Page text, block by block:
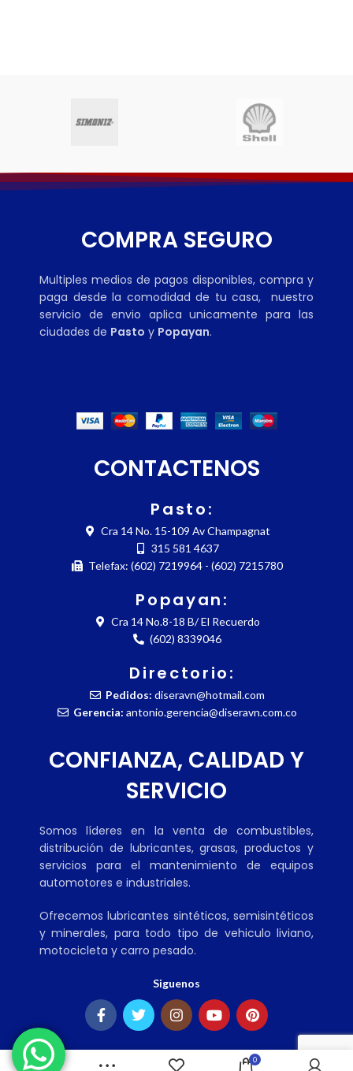
COMPRA SEGURO
Multiples medios de pagos disponibles, compra y
paga desde la comodidad de tu casa, nuestro
servicio de envio aplica unicamente para las
ciudades de Pasto y Popayan.
CONTACTENOS
Pasto:
Cra 14 No. 15-109 Av Champagnat
315 581 4637
Telefax: (602) 7219964 - (602) 7215780
Popayan:
Cra 14 No.8-18 B/ El Recuerdo
(602) 8339046
Directorio:
Pedidos: diseravn@hotmail.com
Gerencia: antonio.gerencia@diseravn.com.co
CONFIANZA, CALIDAD Y
SERVICIO
Somos líderes en la venta de combustibles,
distribución de lubricantes, grasas, productos y
servicios para el mantenimiento de equipos
automotores e industriales.
Ofrecemos lubricantes sintéticos, semisintéticos
y minerales, para todo tipo de vehiculo liviano,
motocicleta y carro pesado.
Siguenos
0